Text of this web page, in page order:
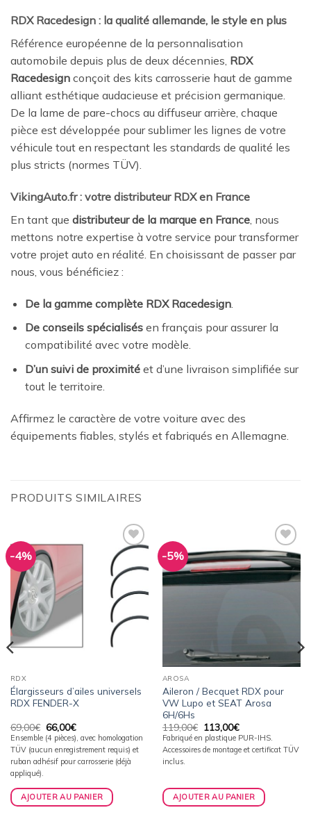
RDX Racedesign : la qualité allemande, le style en plus
Référence européenne de la personnalisation
automobile depuis plus de deux décennies, RDX
Racedesign conçoit des kits carrosserie haut de gamme
alliant esthétique audacieuse et précision germanique.
De la lame de pare-chocs au diffuseur arrière, chaque
pièce est développée pour sublimer les lignes de votre
véhicule tout en respectant les standards de qualité les
plus stricts (normes TÜV).
VikingAuto.fr : votre distributeur RDX en France
En tant que distributeur de la marque en France , nous
mettons notre expertise à votre service pour transformer
votre projet auto en réalité. En choisissant de passer par
nous, vous bénéficiez :
De la gamme complète RDX Racedesign.
De conseils spécialisésen français pour assurer la
compatibilité avec votre modèle.
D’un suivi de proximitéet d’une livraison simplifiée sur
tout le territoire.
Affirmez le caractère de votre voiture avec des
équipements fiables, stylés et fabriqués en Allemagne.
PRODUITS SIMILAIRES
-4%
Ajouter
à la
wishlist
RDX
Élargisseurs d’ailes universels
RDX FENDER-X
69,00€ Le
prix
initial
était :
69,00€.
66,00€Le
prix
actuel
est :
66,00€.
Ensemble (4 pièces), avec homologation
TÜV (aucun enregistrement requis) et
ruban adhésif pour carrosserie (déjà
appliqué).
AJOUTER AU PANIER
-5%
Ajouter
à la
wishlist
AROSA
Aileron / Becquet RDX pour
VW Lupo et SEAT Arosa
6H/6Hs
119,00€ Le
prix
initial
était :
113,00€Le
prix
actuel
est :
Fabriqué en plastique PUR-IHS.
Accessoires de montage et certificat TÜV
inclus.
AJOUTER AU PANIER